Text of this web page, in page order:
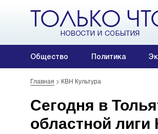
Общество Политика
Главная > КВН Культура
Сегодня в
областной